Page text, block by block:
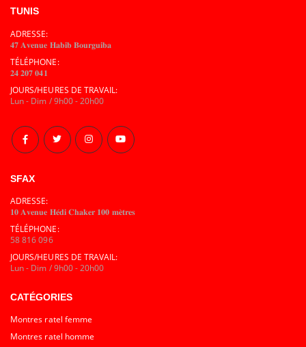
TUNIS
ADRESSE:
𝟒𝟕 𝐀𝐯𝐞𝐧𝐮𝐞 𝐇𝐚𝐛𝐢𝐛 𝐁𝐨𝐮𝐫𝐠𝐮𝐢𝐛𝐚
TÉLÉPHONE:
𝟐𝟒 𝟐𝟎𝟕 𝟎𝟒𝟏
JOURS/HEURES DE TRAVAIL:
Lun - Dim / 9h00 - 20h00
SFAX
ADRESSE:
𝟏𝟎 𝐀𝐯𝐞𝐧𝐮𝐞 𝐇𝐞́𝐝𝐢 𝐂𝐡𝐚𝐤𝐞𝐫 𝟏𝟎𝟎 𝐦𝐞̀𝐭𝐫𝐞𝐬
TÉLÉPHONE:
58 816 096
JOURS/HEURES DE TRAVAIL:
Lun - Dim / 9h00 - 20h00
CATÉGORIES
Montres ratel femme
Montres ratel homme